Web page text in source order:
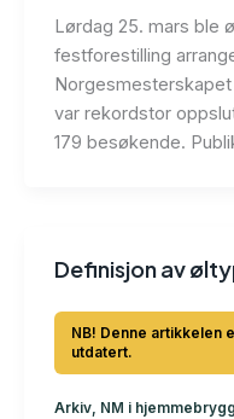
Lørdag 25. mars ble
festforestilling
var rekordstor
179 besøkende.
Definisjon av
Arkiv, NM i